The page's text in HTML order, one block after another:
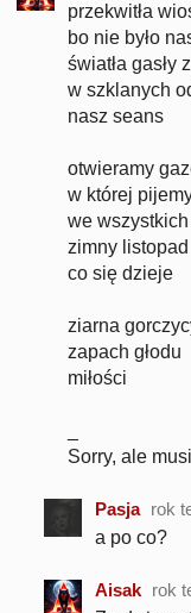
przekwitła
bo nie było
światła gasły
w szklanych
nasz seans
otwieramy
w której
we
zimny listopad
co się dzieje
ziarna
zapach głodu
miłości
Sorry, ale
Pasja rok
a po co?
Aisak rok